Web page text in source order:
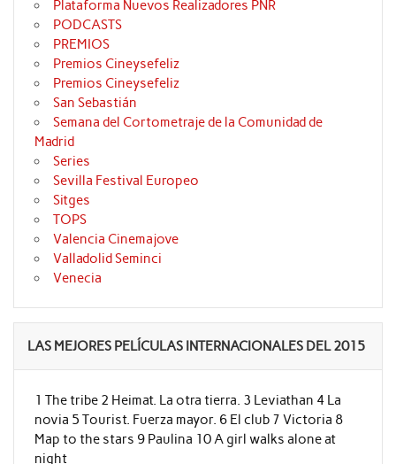
Plataforma Nuevos Realizadores PNR
PODCASTS
PREMIOS
Premios Cineysefeliz
Premios Cineysefeliz
San Sebastián
Semana del Cortometraje de la Comunidad de
Madrid
Series
Sevilla Festival Europeo
Sitges
TOPS
Valencia Cinemajove
Valladolid Seminci
Venecia
LAS MEJORES PELÍCULAS INTERNACIONALES DEL 2015
1 The tribe 2 Heimat. La otra tierra. 3 Leviathan 4 La
novia 5 Tourist. Fuerza mayor. 6 El club 7 Victoria 8
Map to the stars 9 Paulina 10 A girl walks alone at
night